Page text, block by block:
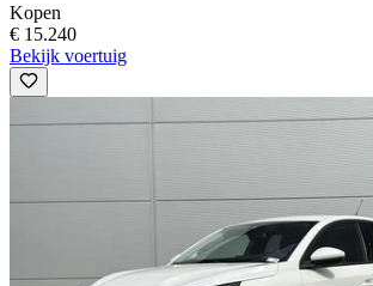
Kopen
€ 15.240
Bekijk voertuig